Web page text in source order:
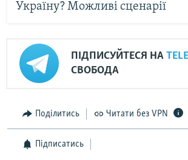
Україну? Можливі сценарії
ПІДПИСУЙТЕСЯ НА
СВОБОДА
Поділитись Читати без VPN
Підписатись